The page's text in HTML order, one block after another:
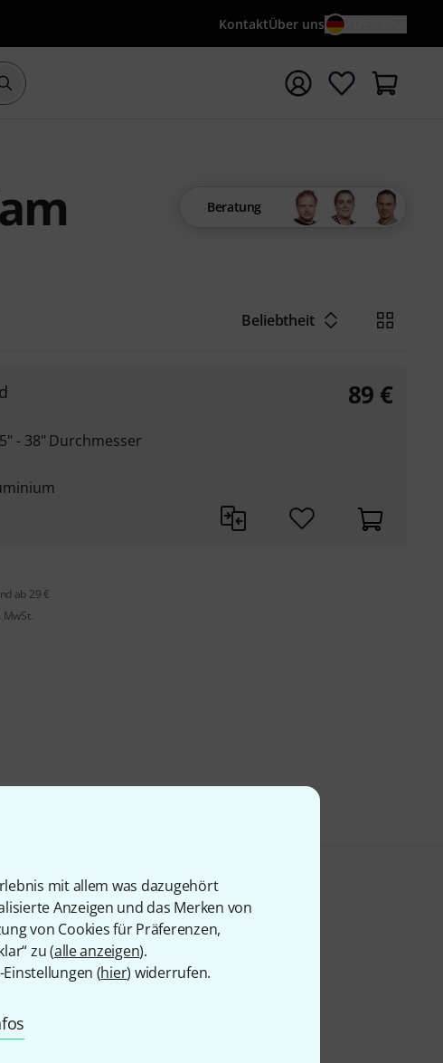
mit allem was dazugehört
Anzeigen und das Merken von
von Cookies für Präferenzen,
zu (alle anzeigen).
(hier) widerrufen.
KontaktÜber uns
Suche mit Suchwort {searchTerm} starten
Beratung
Beliebtheit
- 38" Durchmesser
89 €
ab 29 €
MwSt.